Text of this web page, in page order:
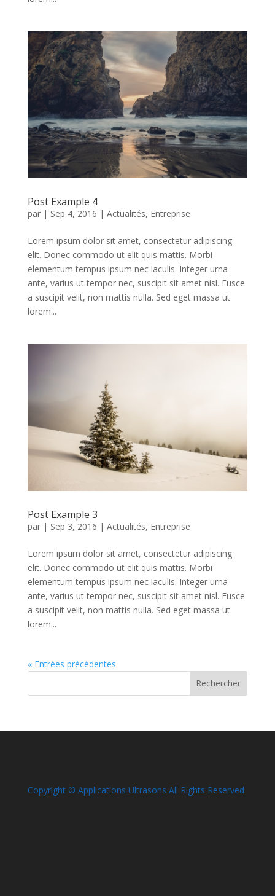
Post Example 4
par | Sep 4, 2016 | Actualités, Entreprise
Lorem ipsum dolor sit amet, consectetur adipiscing
elit. Donec commodo ut elit quis mattis. Morbi
elementum tempus ipsum nec iaculis. Integer urna
ante, varius ut tempor nec, suscipit sit amet nisl. Fusce
a suscipit velit, non mattis nulla. Sed eget massa ut
lorem...
Post Example 3
par | Sep 3, 2016 | Actualités, Entreprise
Lorem ipsum dolor sit amet, consectetur adipiscing
elit. Donec commodo ut elit quis mattis. Morbi
elementum tempus ipsum nec iaculis. Integer urna
ante, varius ut tempor nec, suscipit sit amet nisl. Fusce
a suscipit velit, non mattis nulla. Sed eget massa ut
lorem...
« Entrées précédentes
Copyright © Applications Ultrasons All Rights Reserved